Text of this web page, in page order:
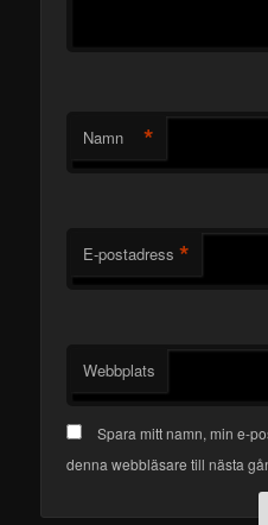
Namn *
E-postadress *
Webbplats
Spara mitt namn, min e-
denna webbläsare till nästa